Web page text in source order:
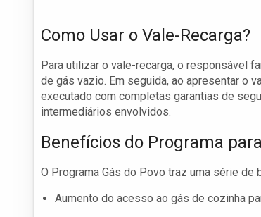
Como Usar o Vale-Recarga?
Para utilizar o vale-recarga, o responsável
de gás vazio. Em seguida, ao apresentar o
executado com completas garantias de
intermediários envolvidos.
Benefícios do Programa
O Programa Gás do Povo traz uma série de
Aumento do acesso ao gás de cozinha